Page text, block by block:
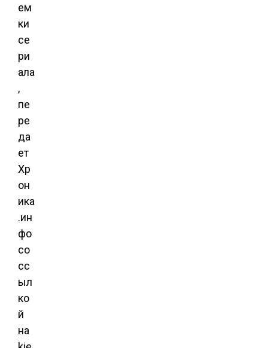
ем
ки
се
ри
ала
,
пе
ре
да
ет
Хр
он
ика
.ин
фо
со
сс
ыл
ко
й
на